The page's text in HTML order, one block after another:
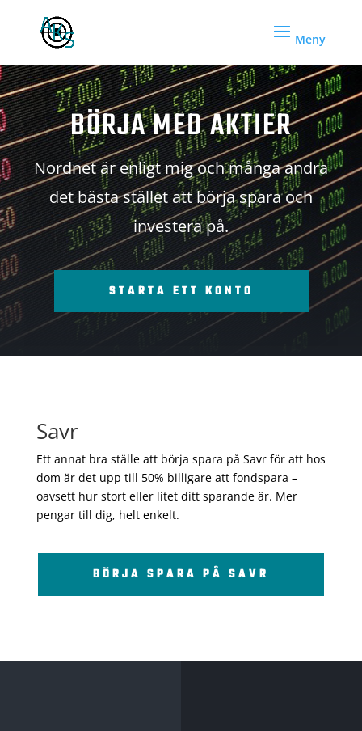
BÖRJA MED AKTIER
Nordnet är enligt mig och många andra
det bästa stället att börja spara och
investera på.
STARTA ETT KONTO
Savr
Ett annat bra ställe att börja spara på Savr för att hos
dom är det upp till 50% billigare att fondspara –
oavsett hur stort eller litet ditt sparande är. Mer
pengar till dig, helt enkelt.
BÖRJA SPARA PÅ SAVR